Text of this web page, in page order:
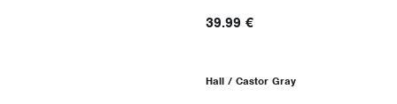
39.99 €
Hall / Castor Gray